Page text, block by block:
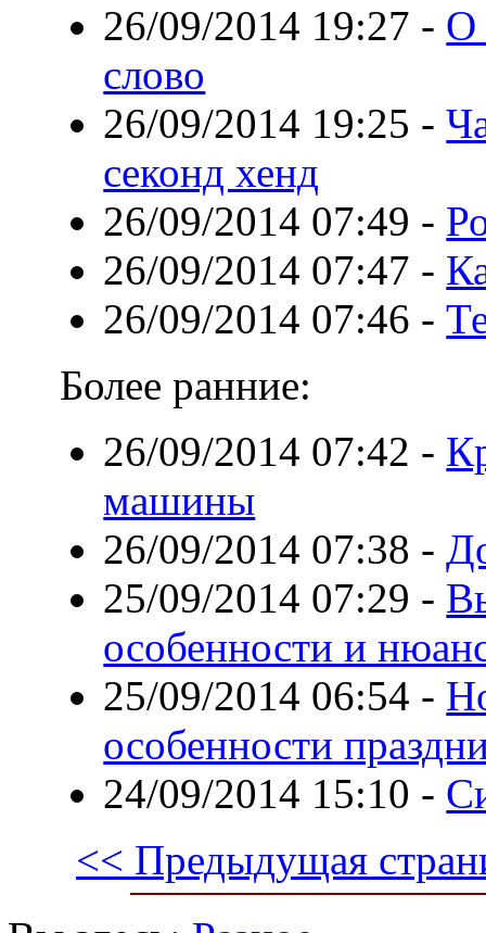
26/09/2014 19:27 - О
слово
26/09/2014 19:25 -
секонд хенд
26/09/2014 07:49 -
26/09/2014 07:47 -
26/09/2014 07:46 -
Более ранние:
26/09/2014 07:42 -
машины
26/09/2014 07:38 -
25/09/2014 07:29 -
особенности и
25/09/2014 06:54 -
особенности
24/09/2014 15:10 -
<< Предыдущая